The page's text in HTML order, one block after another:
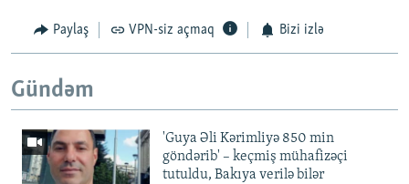
Paylaş VPN-siz açmaq Bizi izlə
Gündəm
'Guya Əli Kərimliyə 850 min
göndərib' – keçmiş mühafizəçi
tutuldu, Bakıya verilə bilər